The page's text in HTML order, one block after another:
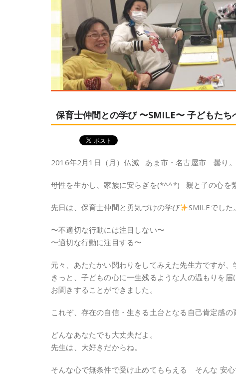
保育士仲間との学び 〜SMILE〜 子どもた
2016年2月1日（月）仏滅 あま市・名古屋市 曇り。
母性を生かし、家族に安らぎを(*^^*) 親と子の心を
先日は、保育士仲間と勇気づけの学び SMILEでした。
〜不適切な行動には注目しない〜
〜適切な行動に注目する〜
元々、あたたかい関わりをしてみえた先生方ですが
きっと、子どもの心に一生残るような人の温もりを
お聞きすることができました。
これぞ、存在の自信・生きる土台となる自己肯定感の
どんなあなたでも大丈夫だよ。
先生は、大好きだからね。
そんな心で無条件で受け止めてもらえる そんな 安